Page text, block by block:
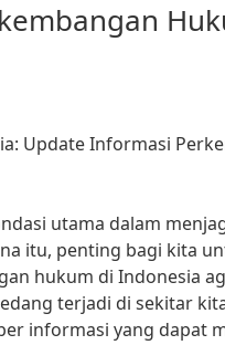
Update Informasi
utama dalam
itu, penting bagi kita
hukum di Indonesia
terjadi di sekitar
informasi yang dapat